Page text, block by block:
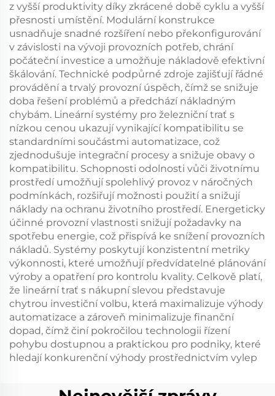
z vyšší produktivity díky zkrácené době cyklu a vyšší
přesnosti umístění. Modulární konstrukce
usnadňuje snadné rozšíření nebo překonfigurování
v závislosti na vývoji provozních potřeb, chrání
počáteční investice a umožňuje nákladově efektivní
škálování. Technické podpůrné zdroje zajišťují řádné
provádění a trvalý provozní úspěch, čímž se snižuje
doba řešení problémů a předchází nákladným
chybám. Lineární systémy pro železniční trať s
nízkou cenou ukazují vynikající kompatibilitu se
standardními součástmi automatizace, což
zjednodušuje integrační procesy a snižuje obavy o
kompatibilitu. Schopnosti odolnosti vůči životnímu
prostředí umožňují spolehlivý provoz v náročných
podmínkách, rozšiřují možnosti použití a snižují
náklady na ochranu životního prostředí. Energeticky
účinné provozní vlastnosti snižují požadavky na
spotřebu energie, což přispívá ke snížení provozních
nákladů. Systémy poskytují konzistentní metriky
výkonnosti, které umožňují předvídatelné plánování
výroby a opatření pro kontrolu kvality. Celkově platí,
že lineární trať s nákupní slevou představuje
chytrou investiční volbu, která maximalizuje výhody
automatizace a zároveň minimalizuje finanční
dopad, čímž činí pokročilou technologii řízení
pohybu dostupnou a praktickou pro podniky, které
hledají konkurenční výhody prostřednictvím vylep